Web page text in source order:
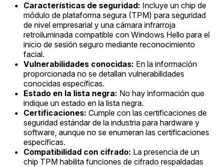
Características de seguridad: Incluye un chip de
módulo de plataforma segura (TPM) para seguridad
de nivel empresarial y una cámara infrarroja
retroiluminada compatible con Windows Hello para el
inicio de sesión seguro mediante reconocimiento
facial.
Vulnerabilidades conocidas: En la información
proporcionada no se detallan vulnerabilidades
conocidas específicas.
Estado en la lista negra: No hay información que
indique un estado en la lista negra.
Certificaciones: Cumple con las certificaciones de
seguridad estándar de la industria para hardware y
software, aunque no se enumeran las certificaciones
específicas.
Compatibilidad con cifrado: La presencia de un
chip TPM habilita funciones de cifrado respaldadas